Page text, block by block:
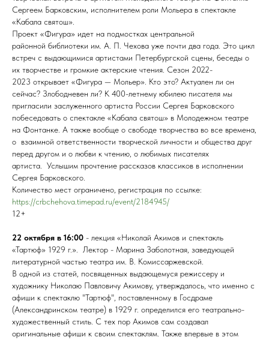
Сергеем Барковским, исполнителем роли Мольера в спектакле
«Кабала святош».
Проект «Фигура» идет на подмостках центральной
районной библиотеки им. А. П. Чехова уже почти два года. Это цикл
встреч с выдающимися артистами Петербургской сцены, беседы о
их творчестве и громкие актерские чтения. Сезон 2022-
2023 открывает «Фигура — Мольер». Кто это? Актуален ли он
сейчас? Злободневен ли? К 400-летнему юбилею писателя мы
пригласили заслуженного артиста России Сергея Барковского
побеседовать о спектакле «Кабала святош» в Молодежном театре
на Фонтанке. А также вообще о свободе творчества во все времена,
о взаимной ответственности творческой личности и общества друг
перед другом и о любви к чтению, о любимых писателях
артиста. Услышим прочтение рассказов классиков в исполнении
Сергея Барковского.
Количество мест ограничено, регистрация по ссылке:
https://crbchehova.timepad.ru/event/2184945/
12+
22 октября в 16:00 - лекция «Николай Акимов и спектакль
«Тартюф» 1929 г.». Лектор - Марина Заболотная, заведующей
литературной частью театра им. В. Комиссаржевской.
В одной из статей, посвященных выдающемуся режиссеру и
художнику Николаю Павловичу Акимову, утверждалось, что именно с
афиши к спектаклю "Тартюф", поставленному в Госдраме
(Александринском театре) в 1929 г. определился его театрально-
художественный стиль. С тех пор Акимов сам создавал
оригинальные афиши к своим спектаклям. Также впервые в этом